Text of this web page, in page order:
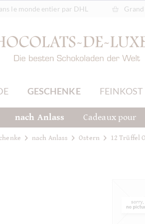
le monde entier par DHL
GESCHENKE FEINKOST
nach Anlass Cadeaux pour
nach Anlass Ostern 12 Trüffel